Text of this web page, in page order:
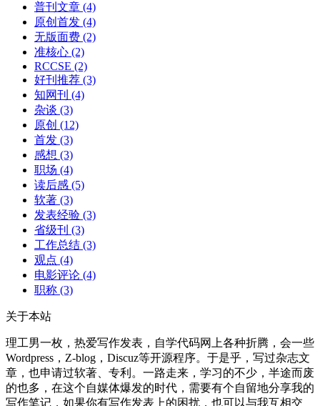
普刊文章 (4)
原创首发 (4)
无版面费 (2)
准核心 (2)
RCCSE (2)
好刊推荐 (3)
知网刊 (4)
杂谈 (3)
原创 (12)
首发 (3)
感想 (3)
职场 (4)
读后感 (5)
软著 (3)
发表经验 (3)
省级刊 (3)
工作总结 (3)
观点 (4)
电影评论 (4)
职称 (3)
关于本站
理工男一枚，热爱写作发表，自学代码网上各种折腾，会一些
Wordpress，Z-blog，Discuz等开源程序。于是乎，写过杂志文
章，也申请过软著、专利。一路走来，学习的不少，半途而废
的也多，在这个自媒体爆发的时代，需要有个自留地分享我的
写作笔记，如果你有写作发表上的困扰，也可以与我互相交